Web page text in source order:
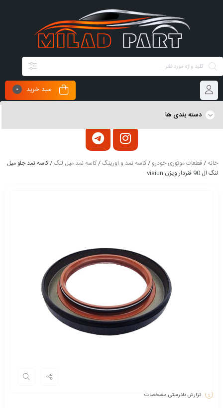
سبد خرید 0
دسته بندی ها
خانه/قطعات موتوری خودرو/کاسه نمد و اورینگ/کاسه نمد میل لنگ/ کاسه‌ نمد جلو میل‌
لنگ ال 90 فنردار ویژن visiun
گزارش نادرستی مشخصات